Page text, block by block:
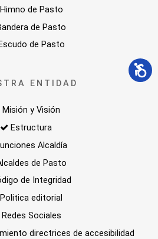
Himno de Pasto
de Pasto
de Pasto
ENTIDAD
Misión y Visión
Estructura
Alcaldía
de Pasto
de Integridad
Politica editorial
Redes Sociales
directrices de accesibilidad